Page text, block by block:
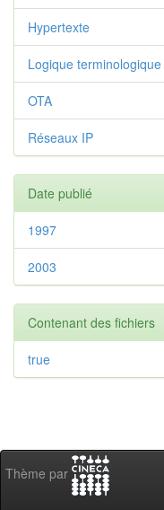
Hypertexte
Logique terminologique
OTA
Réseaux IP
Date publié
1997
2003
Contenant des fichiers
true
Thème par